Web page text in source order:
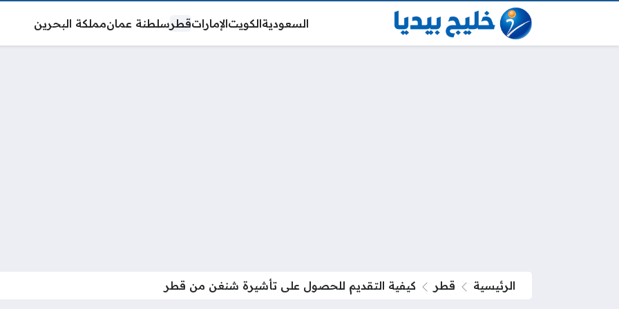
السعوديةالكويتالإماراتقطرسلطنة عمانمملكة البحرين
الرئيسية قطر كيفية التقديم للحصول على تأشيرة شنغن من قطر